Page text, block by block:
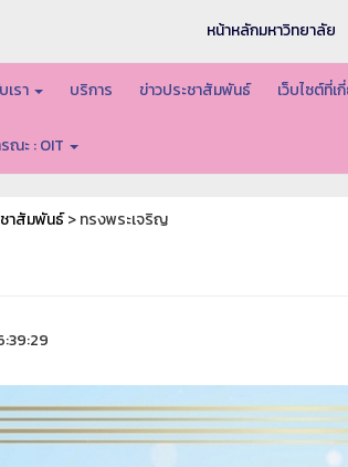
หน้าหลักมหาวิทยาลัย
เรา บริการ ข่าวประชาสัมพันธ์ เว็บไซต์ที่เ
ณะ : OIT
าสัมพันธ์> ทรงพระเจริญ